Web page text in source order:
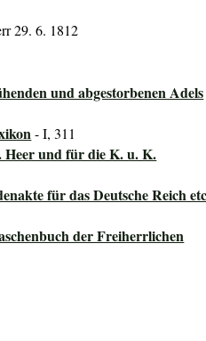
29. 6. 1812
und abgestorbenen Adels
- I, 311
Heer und für die K. u. K.
für das Deutsche Reich
der Freiherrlichen